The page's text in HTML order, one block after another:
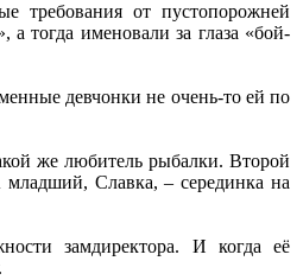
требования от пустопорожней
тогда именовали за глаза «бой-
девчонки не очень-то ей по
же любитель рыбалки. Второй
Славка, – серединка на
замдиректора. И когда её